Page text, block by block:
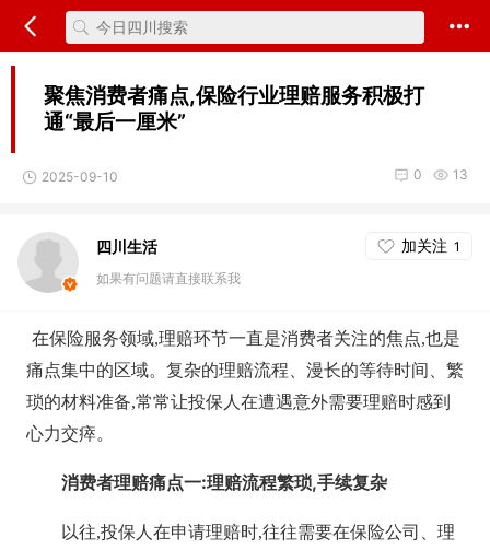
聚焦消费者痛点,保险行业理赔服务积极打
通“最后一厘米”
2025-09-10 13
0
四川生活 加关注 1
如果有问题请直接联系我
在保险服务领域,理赔环节一直是消费者关注的焦点,也是
痛点集中的区域。复杂的理赔流程、漫长的等待时间、繁
琐的材料准备,常常让投保人在遭遇意外需要理赔时感到
心力交瘁。
消费者理赔痛点一:理赔流程繁琐,手续复杂
以往,投保人在申请理赔时,往往需要在保险公司、理